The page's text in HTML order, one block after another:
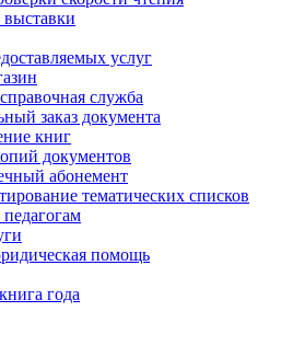
услуг
служба
заказ документа
книг
документов
абонемент
тематических списков
помощь
года